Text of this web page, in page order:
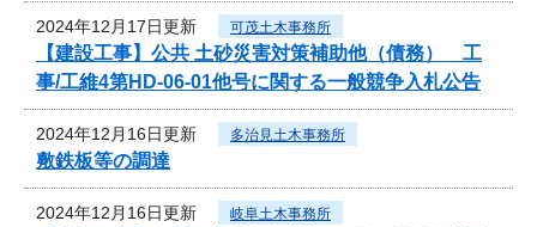
2024年12月17日更新 可茂土木事務所
【建設工事】公共 土砂災害対策補助他（債務） 工
事/工維4第HD-06-01他号に関する一般競争入札公告
2024年12月16日更新 多治見土木事務所
敷鉄板等の調達
2024年12月16日更新 岐阜土木事務所